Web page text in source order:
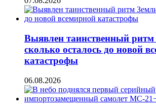
Выявлен таинственный ритм
сколько осталось до новой
катастрофы
06.08.2026